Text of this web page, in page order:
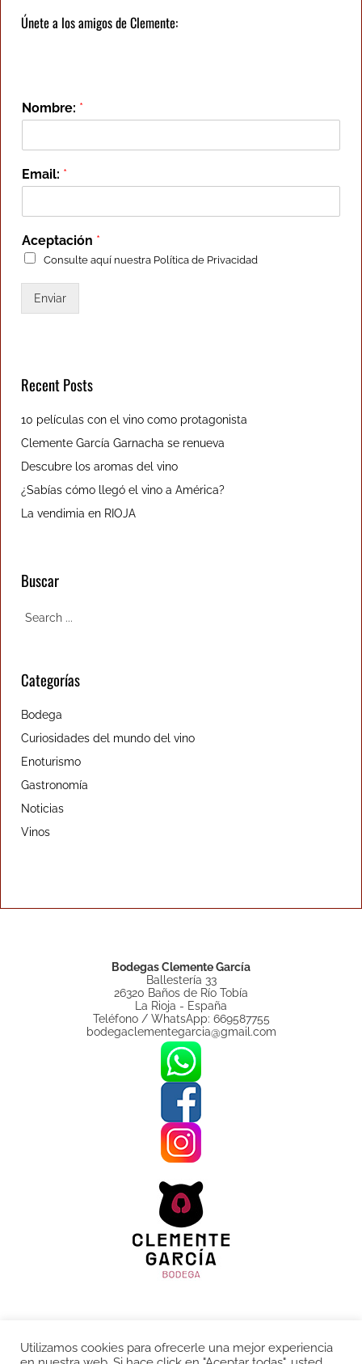
Únete a los amigos de Clemente:
Nombre: *
Email: *
Aceptación *
Consulte aquí nuestra Política de Privacidad
Enviar
Recent Posts
10 películas con el vino como protagonista
Clemente García Garnacha se renueva
Descubre los aromas del vino
¿Sabías cómo llegó el vino a América?
La vendimia en RIOJA
Buscar
Categorías
Bodega
Curiosidades del mundo del vino
Enoturismo
Gastronomía
Noticias
Vinos
Bodegas Clemente García
Ballestería 33
26320 Baños de Río Tobía
La Rioja - España
Teléfono / WhatsApp: 669587755
bodegaclementegarcia@gmail.com
Política de Privacidad
Utilizamos cookies para ofrecerle una mejor experiencia